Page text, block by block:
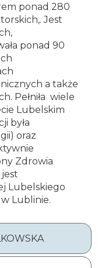
ponad 280
Jest
ponad 90
a także
Pełniła wiele
Lubelskim
była
oraz
Zdrowia
Lubelskiego
Lublinie.